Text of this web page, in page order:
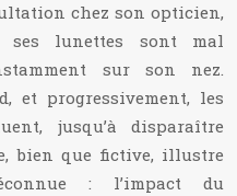
chez son opticien,
ses lunettes sont mal
sur son nez.
et progressivement, les
jusqu’à disparaître
bien que fictive, illustre
: l’impact du